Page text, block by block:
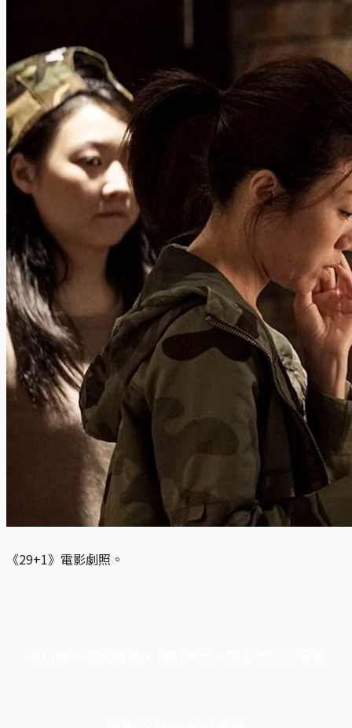
《29+1》電影劇照。